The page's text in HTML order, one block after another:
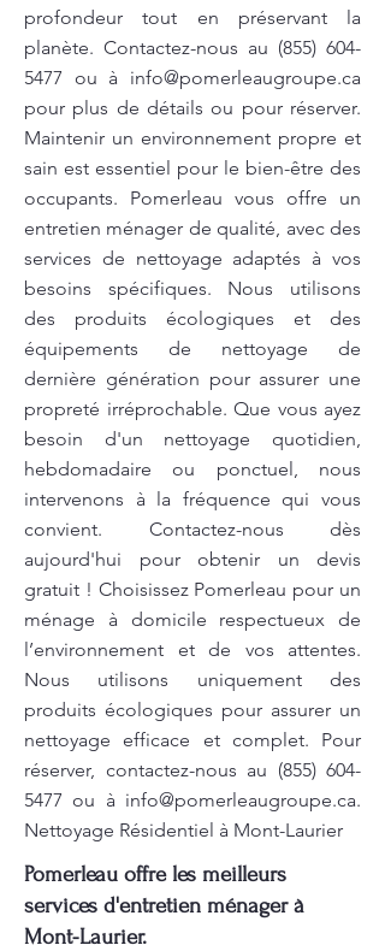
profondeur tout en préservant la
planète. Contactez-nous au (855) 604-
5477 ou à info@pomerleaugroupe.ca
pour plus de détails ou pour réserver.
Maintenir un environnement propre et
sain est essentiel pour le bien-être des
occupants. Pomerleau vous offre un
entretien ménager de qualité, avec des
services de nettoyage adaptés à vos
besoins spécifiques. Nous utilisons
des produits écologiques et des
équipements de nettoyage de
dernière génération pour assurer une
propreté irréprochable. Que vous ayez
besoin d'un nettoyage quotidien,
hebdomadaire ou ponctuel, nous
intervenons à la fréquence qui vous
convient. Contactez-nous dès
aujourd'hui pour obtenir un devis
gratuit ! Choisissez Pomerleau pour un
ménage à domicile respectueux de
l’environnement et de vos attentes.
Nous utilisons uniquement des
produits écologiques pour assurer un
nettoyage efficace et complet. Pour
réserver, contactez-nous au (855) 604-
5477 ou à info@pomerleaugroupe.ca.
Nettoyage Résidentiel à Mont-Laurier
Pomerleau offre les meilleurs
services d'entretien ménager à
Mont-Laurier.